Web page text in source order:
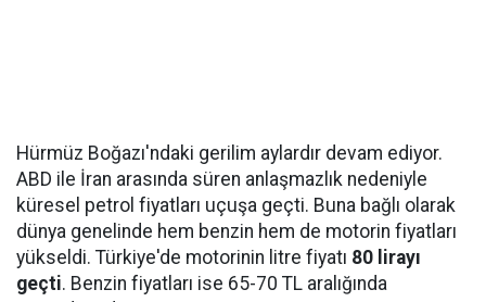
Hürmüz Boğazı'ndaki gerilim aylardır devam ediyor.
ABD ile İran arasında süren anlaşmazlık nedeniyle
küresel petrol fiyatları uçuşa geçti. Buna bağlı olarak
dünya genelinde hem benzin hem de motorin fiyatları
yükseldi. Türkiye'de motorinin litre fiyatı 80 lirayı
geçti. Benzin fiyatları ise 65-70 TL aralığında